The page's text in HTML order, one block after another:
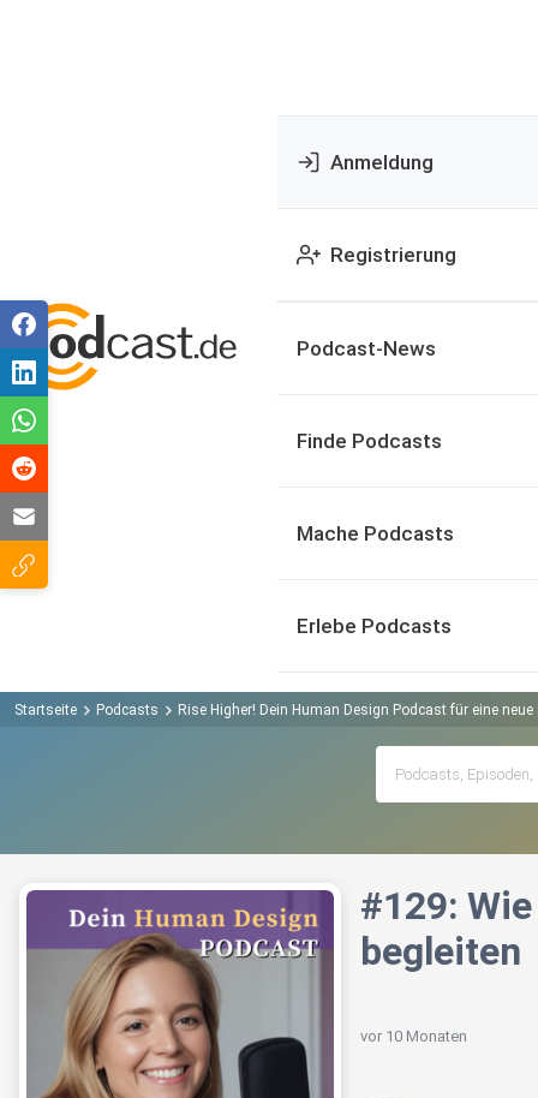
Anmeldung
Registrierung
Podcast-News
Finde Podcasts
Mache Podcasts
Erlebe Podcasts
Startseite Podcasts Rise Higher! Dein Human Design Podcast für eine
#129:
begleiten
vor 10 Monaten